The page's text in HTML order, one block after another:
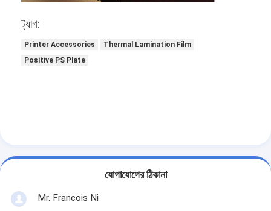
ভিডিও
ট্যাগ:
Printer Accessories
Thermal Lamination Film
Positive PS Plate
যোগাযোগের ঠিকানা
Mr. Francois Ni